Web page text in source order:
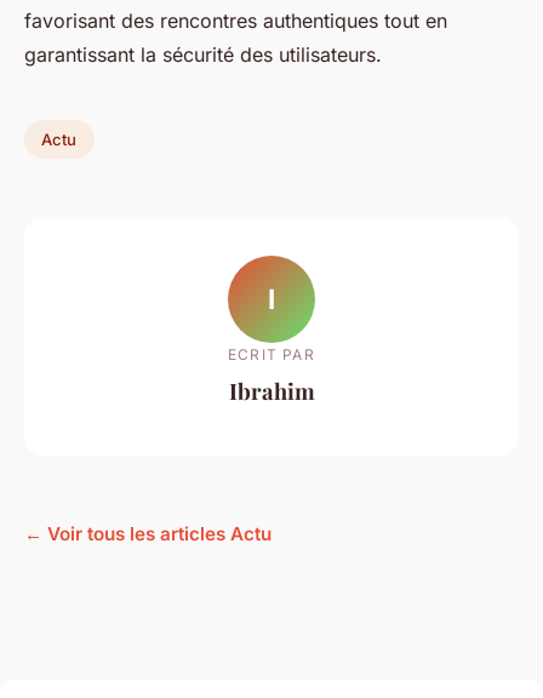
favorisant des rencontres authentiques tout en
garantissant la sécurité des utilisateurs.
Actu
I
ECRIT PAR
Ibrahim
← Voir tous les articles Actu